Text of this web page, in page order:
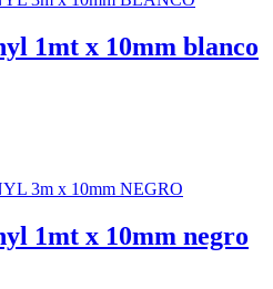
1mt x 10mm blanco
1mt x 10mm negro